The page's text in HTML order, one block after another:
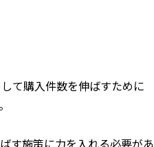
て購入件数を伸ばすために
す施策に力を入れる必要があ